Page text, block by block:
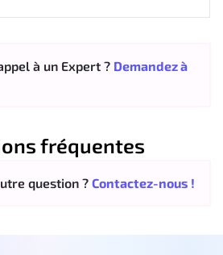
à un Expert ? Demandez à
fréquentes
question ? Contactez-nous !